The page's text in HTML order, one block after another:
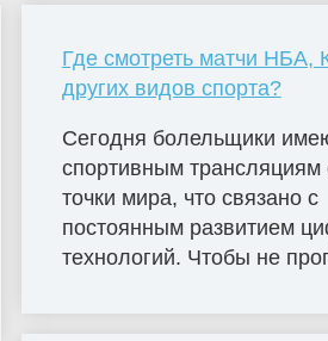
Где смотреть матчи НБА,
других видов спорта?
Сегодня болельщики
спортивным
точки мира, что связано с
постоянным развитием
технологий. Чтобы не